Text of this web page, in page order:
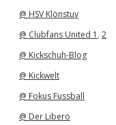
@ HSV Klönstuv
@ Clubfans United 1 , 2
@ Kickschuh-Blog
@ Kickwelt
@ Fokus Fussball
@ Der Libero